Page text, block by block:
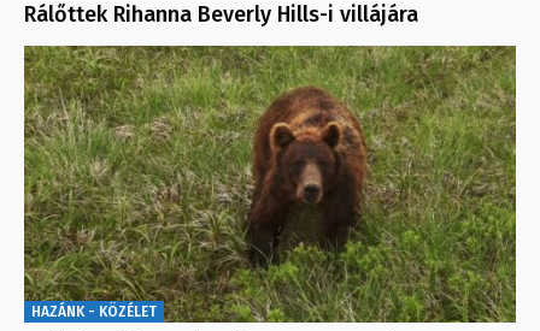
Rálőttek Rihanna Beverly Hills-i villájára
HAZÁNK - KÖZÉLET